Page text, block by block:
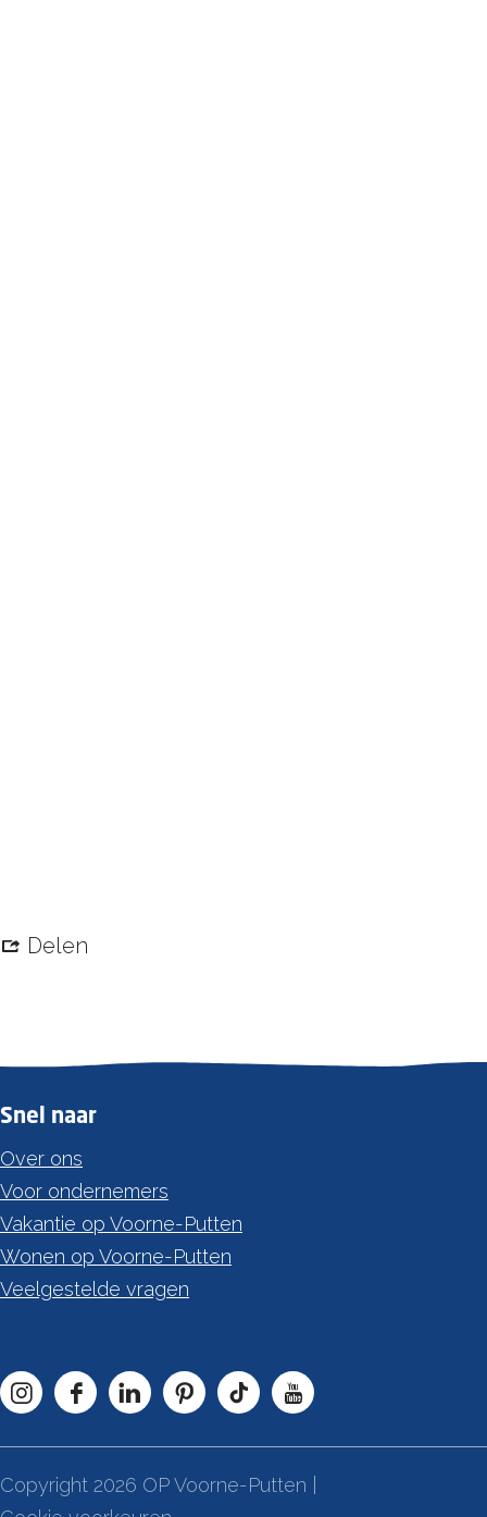
Delen
Snel naar
Over ons
Voor ondernemers
Vakantie op Voorne-Putten
Wonen op Voorne-Putten
Veelgestelde vragen
I
F
c
L
n
P
n
T
Y
Copyright 2026 OP Voorne-Putten |